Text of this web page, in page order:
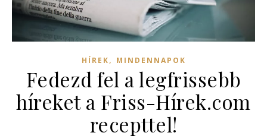
HÍREK, MINDENNAPOK
Fedezd fel a legfrissebb
híreket a Friss-Hírek.com
recepttel!